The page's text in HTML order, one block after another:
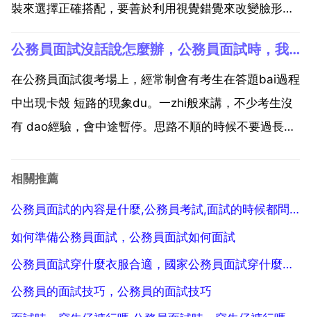
裝來選擇正確搭配，要善於利用視覺錯覺來改變臉形。
顏色，建議原黑色。要符合自己的年齡 服裝 場合 所應
聘崗位。頭髮上不建議使用任務飾品。其次，可以適當
地...
公務員面試沒話說怎麼辦，公務員面試時，我答題的時候感到沒話說怎麼辦
在公務員面試復考場上，經常制會有考生在答題bai過程
中出現卡殼 短路的現象du。一zhi般來講，不少考生沒
有 dao經驗，會中途暫停。思路不順的時候不要過長地
就等同於向考官傳送乙個訊號，即你在這裡遇到了障
相關推薦
公務員面試的內容是什麼,公務員考試,面試的時候都問什麼
如何準備公務員面試，公務員面試如何面試
公務員面試穿什麼衣服合適，國家公務員面試穿什麼衣服最好？
公務員的面試技巧，公務員的面試技巧